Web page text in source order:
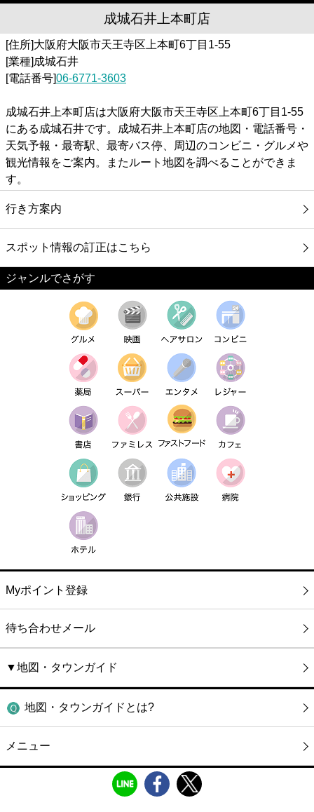
成城石井上本町店
[住所]大阪府大阪市天王寺区上本町6丁目1-55
[業種]成城石井
[電話番号]06-6771-3603
成城石井上本町店は大阪府大阪市天王寺区上本町6丁目1-55
にある成城石井です。成城石井上本町店の地図・電話番号・
天気予報・最寄駅、最寄バス停、周辺のコンビニ・グルメや
観光情報をご案内。またルート地図を調べることができま
す。
行き方案内
スポット情報の訂正はこちら
ジャンルでさがす
Myポイント登録
待ち合わせメール
▼地図・タウンガイド
地図・タウンガイドとは?
メニュー